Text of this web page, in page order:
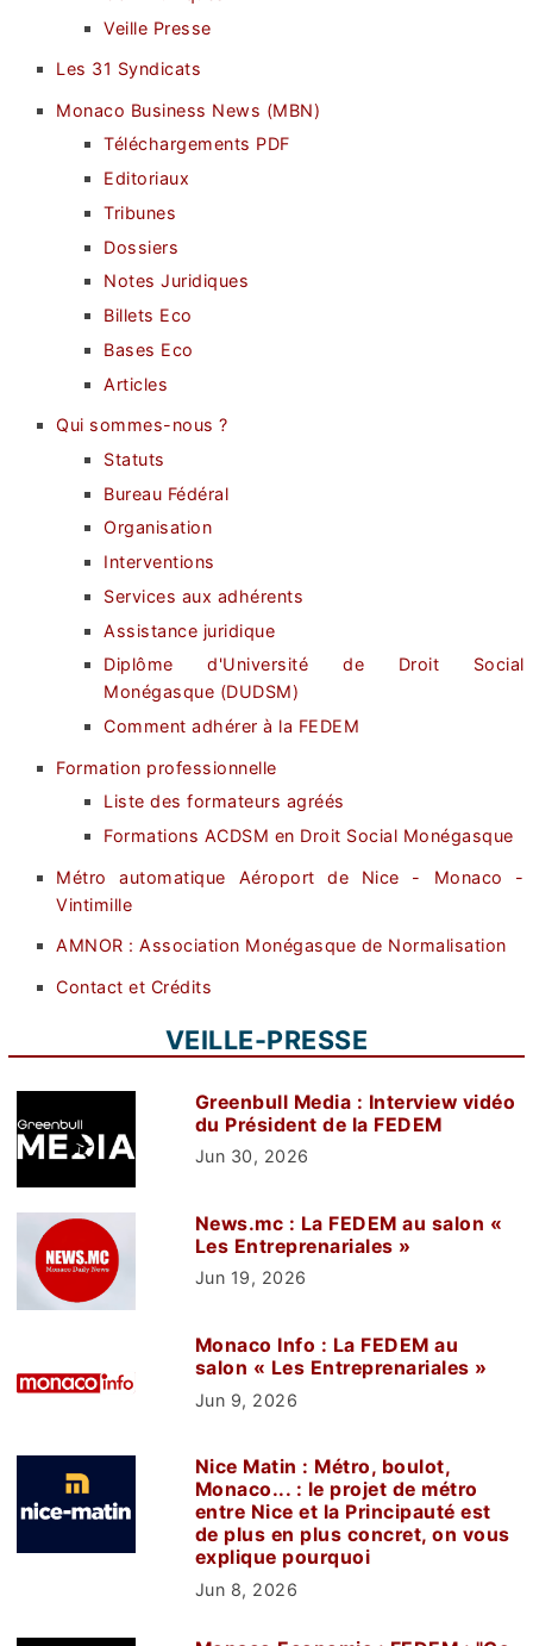
Veille Presse
Les 31 Syndicats
Monaco Business News (MBN)
Téléchargements PDF
Editoriaux
Tribunes
Dossiers
Notes Juridiques
Billets Eco
Bases Eco
Articles
Qui sommes-nous ?
Statuts
Bureau Fédéral
Organisation
Interventions
Services aux adhérents
Assistance juridique
Diplôme d'Université de Droit Social
Monégasque (DUDSM)
Comment adhérer à la FEDEM
Formation professionnelle
Liste des formateurs agréés
Formations ACDSM en Droit Social Monégasque
Métro automatique Aéroport de Nice - Monaco -
Vintimille
AMNOR : Association Monégasque de Normalisation
Contact et Crédits
VEILLE-PRESSE
Greenbull Media : Interview vidéo
du Président de la FEDEM
Jun 30, 2026
News.mc : La FEDEM au salon «
Les Entreprenariales »
Jun 19, 2026
Monaco Info : La FEDEM au
salon « Les Entreprenariales »
Jun 9, 2026
Nice Matin : Métro, boulot,
Monaco... : le projet de métro
entre Nice et la Principauté est
de plus en plus concret, on vous
explique pourquoi
Jun 8, 2026